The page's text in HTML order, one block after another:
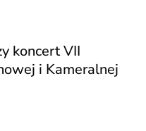
koncert VII
i Kameralnej